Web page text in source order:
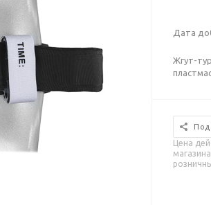
Дата
Жгут-
Цена